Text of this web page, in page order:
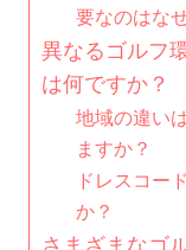
要なのはな
異なるゴルフ
は何ですか？
地域の違い
ますか？
ドレスコー
か？